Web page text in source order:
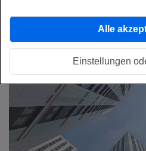
Alle
Einstellungen
Mehr erfahren